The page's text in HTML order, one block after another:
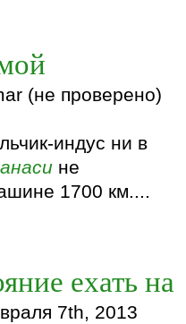
(не проверено)
индус ни в
не
1700 км....
ехать на
7th, 2013